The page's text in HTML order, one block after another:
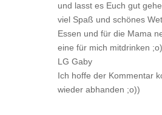
und lasst es Euch gut
viel Spaß und schönes
Essen und für die Mama
eine für mich mitdrinken
LG Gaby
Ich hoffe der Kommentar
wieder abhanden ;o))